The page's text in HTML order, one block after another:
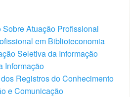
Atuação Profissional
em Biblioteconomia
Seletiva da Informação
Informação
Registros do Conhecimento
e Comunicação